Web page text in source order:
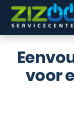
Ga naar
Ga naar
voor